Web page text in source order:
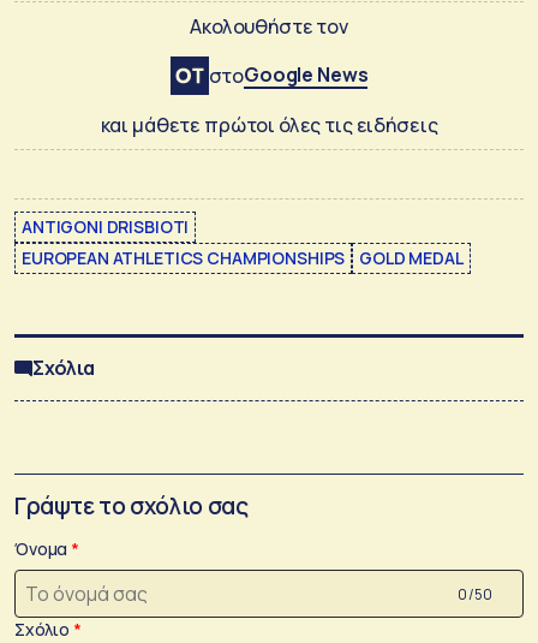
Ακολουθήστε τον
στοGoogle News
και μάθετε πρώτοι όλες τις ειδήσεις
ANTIGONI DRISBIOTI
EUROPEAN ATHLETICS CHAMPIONSHIPS
GOLD MEDAL
Σχόλια
Γράψτε το σχόλιο σας
Όνομα
0 /50
Σχόλιο